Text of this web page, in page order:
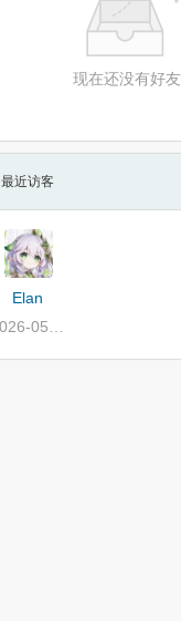
现在还没有好友
最近访客
Elan